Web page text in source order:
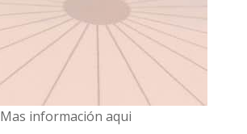
Mas información aqui